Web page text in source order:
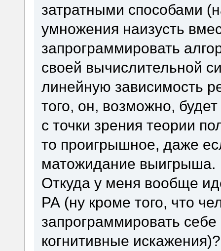
затратными способами
умножения наизусть
запрограммировать
своей вычислительной
линейную зависимость
того, он, возможно,
с точки зрения теории
то проигрышное, даже
матожидание выигрыша.
Откуда у меня вообще
РА (ну кроме того, что
запрограммировать
когнитивные